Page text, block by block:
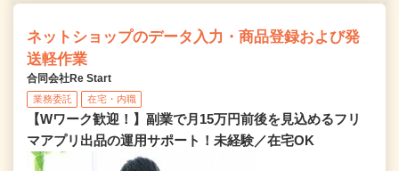
ネットショップのデータ入力・商品登録および発
送軽作業
合同会社Re Start
業務委託 在宅・内職
【Wワーク歓迎！】副業で月15万円前後を見込めるフリ
マアプリ出品の運用サポート！未経験／在宅OK